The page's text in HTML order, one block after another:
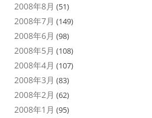
2008年8月 (51)
2008年7月 (149)
2008年6月 (98)
2008年5月 (108)
2008年4月 (107)
2008年3月 (83)
2008年2月 (62)
2008年1月 (95)